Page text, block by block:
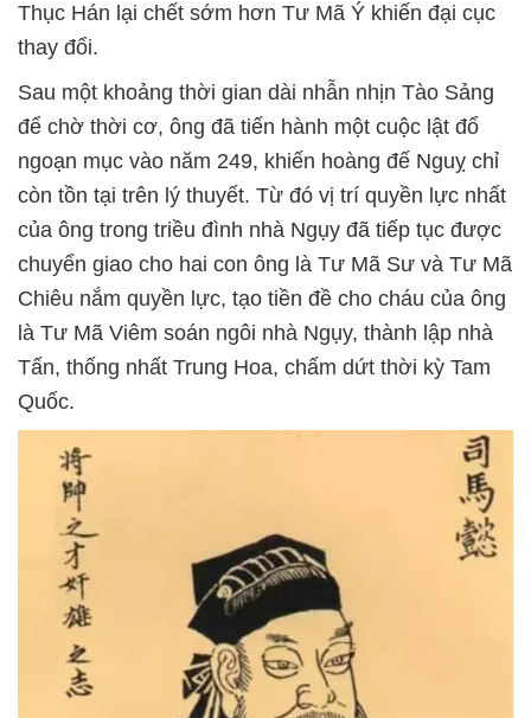
Thục Hán lại chết sớm hơn Tư Mã Ý khiến đại cục
thay đổi.
Sau một khoảng thời gian dài nhẫn nhịn Tào Sảng
để chờ thời cơ, ông đã tiến hành một cuộc lật đổ
ngoạn mục vào năm 249, khiến hoàng đế Nguỵ chỉ
còn tồn tại trên lý thuyết. Từ đó vị trí quyền lực nhất
của ông trong triều đình nhà Ngụy đã tiếp tục được
chuyển giao cho hai con ông là Tư Mã Sư và Tư Mã
Chiêu nắm quyền lực, tạo tiền đề cho cháu của ông
là Tư Mã Viêm soán ngôi nhà Ngụy, thành lập nhà
Tấn, thống nhất Trung Hoa, chấm dứt thời kỳ Tam
Quốc.